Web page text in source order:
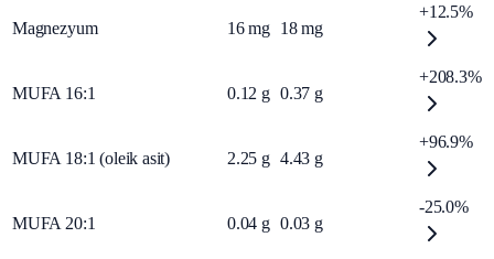
Magnezyum 16 mg 18 mg
+12.5%
MUFA 16:1 0.12 g 0.37 g
+208.3%
MUFA 18:1 (oleik asit) 2.25 g 4.43 g
+96.9%
MUFA 20:1 0.04 g 0.03 g
-25.0%